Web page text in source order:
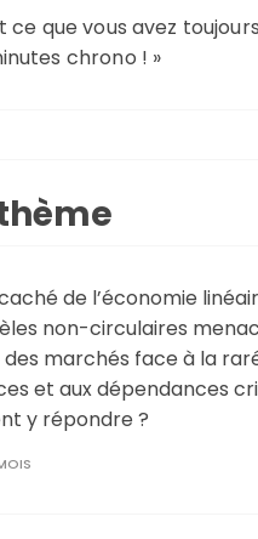
ce que vous avez
chrono ! »
de l’économie
non-circulaires
marchés face à la
et aux dépendances
y répondre ?